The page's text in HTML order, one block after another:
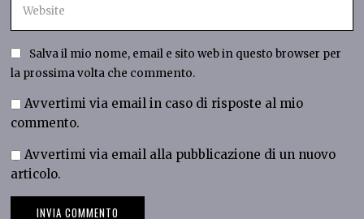
Salva il mio nome, email e sito web in questo browser per
la prossima volta che commento.
Avvertimi via email in caso di risposte al mio
commento.
Avvertimi via email alla pubblicazione di un nuovo
articolo.